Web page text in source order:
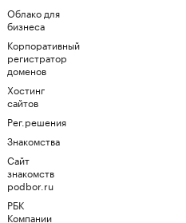
Облако для
бизнеса
Корпоративный
регистратор
доменов
Хостинг
сайтов
Рег.решения
Знакомства
Сайт
знакомств
podbor.ru
РБК
Компании